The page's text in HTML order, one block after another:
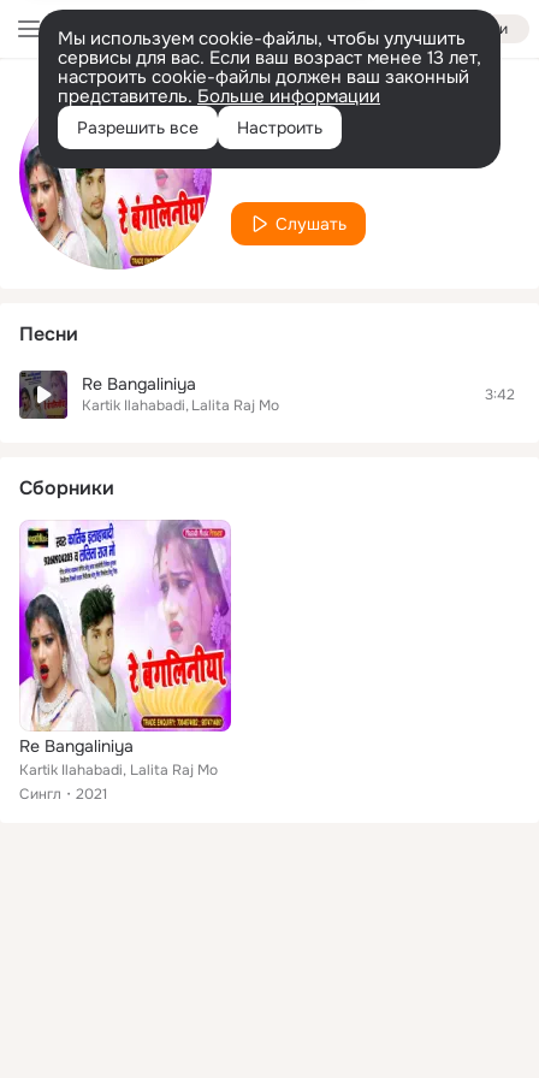
Войти
Мы используем cookie-файлы, чтобы улучшить
сервисы для вас. Если ваш возраст менее 13 лет,
настроить cookie-файлы должен ваш законный
представитель. Больше информации
Разрешить все Настроить
Исполнитель
Kartik Ilahabadi
Слушать
Песни
Re Bangaliniya
Kartik Ilahabadi Lalita Raj Mo
3:42
Сборники
Re Bangaliniya
Kartik Ilahabadi, Lalita Raj Mo
Сингл
2021